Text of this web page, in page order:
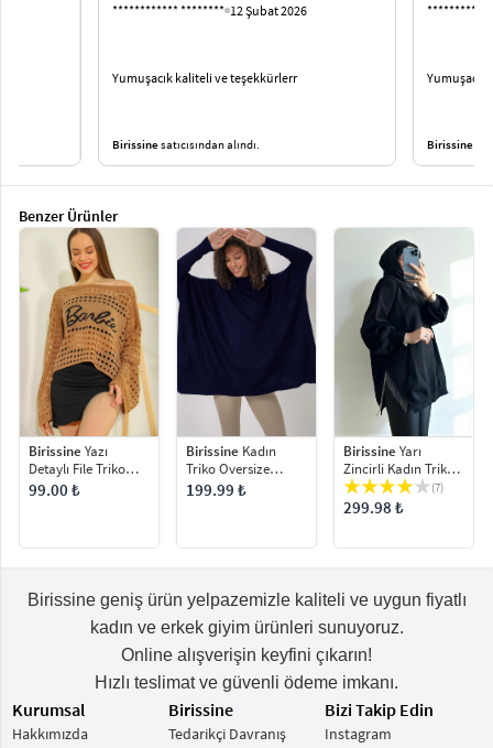
************ ******** 12 Şubat 2026
Yumuşacık kaliteli ve teşekkürlerr
Birissinesatıcısından alındı. Birissine
Benzer Ürünler
Birissine Yazı
Detaylı File Triko
Bluz
99.00 ₺
Birissine Kadın
Triko Oversize
Panço Kazak
199.99 ₺
Birissine Yarı
Zincirli Kadın Triko
Kazak
(7)
299.98 ₺
Birissine geniş ürün yelpazemizle kaliteli ve uygun fiyatlı
kadın ve erkek giyim ürünleri sunuyoruz.
Online alışverişin keyfini çıkarın!
Hızlı teslimat ve güvenli ödeme imkanı.
Kurumsal
Hakkımızda
Birissine
Tedarikçi Davranış
Bizi Takip Edin
Instagram